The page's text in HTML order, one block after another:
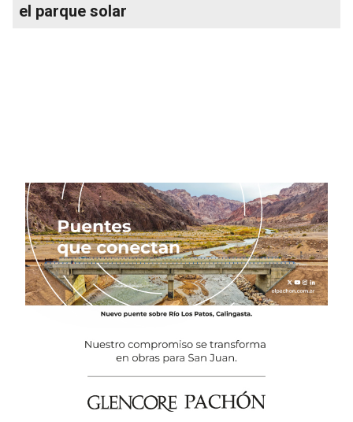
el parque solar